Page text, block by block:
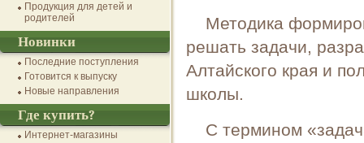
Методика
решать задачи,
Алтайского края и
школы.
С термином
Продукция для детей и
родителей
Новинки
Последние поступления
Готовится к выпуску
Новые направления
Где купить?
Интернет-магазины